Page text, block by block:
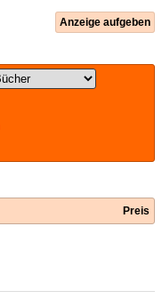
Anzeige aufgeben
Preis